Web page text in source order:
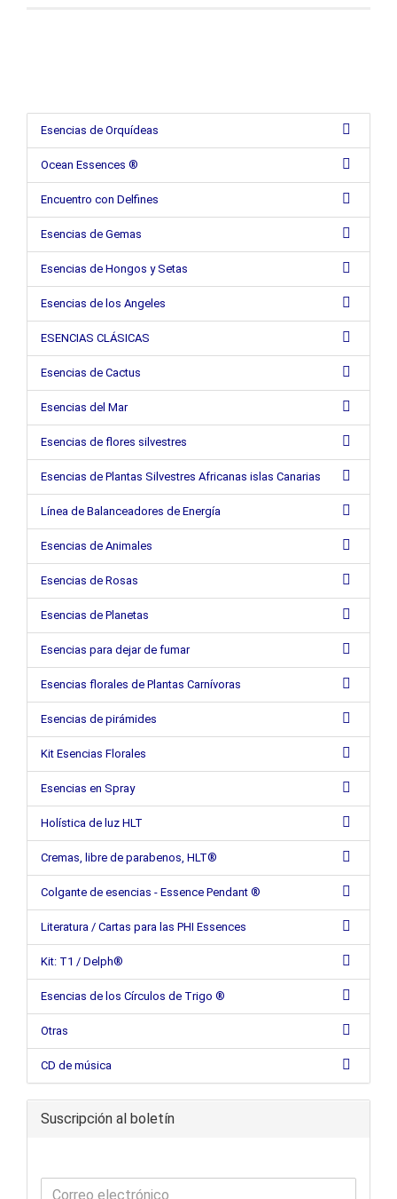
Esencias de Orquídeas
Ocean Essences ®
Encuentro con Delfines
Esencias de Gemas
Esencias de Hongos y Setas
Esencias de los Angeles
ESENCIAS CLÁSICAS
Esencias de Cactus
Esencias del Mar
Esencias de flores silvestres
Esencias de Plantas Silvestres Africanas islas Canarias
Línea de Balanceadores de Energía
Esencias de Animales
Esencias de Rosas
Esencias de Planetas
Esencias para dejar de fumar
Esencias florales de Plantas Carnívoras
Esencias de pirámides
Kit Esencias Florales
Esencias en Spray
Holística de luz HLT
Cremas, libre de parabenos, HLT®
Colgante de esencias - Essence Pendant ®
Literatura / Cartas para las PHI Essences
Kit: T1 / Delph®
Esencias de los Círculos de Trigo ®
Otras
CD de música
Suscripción al boletín